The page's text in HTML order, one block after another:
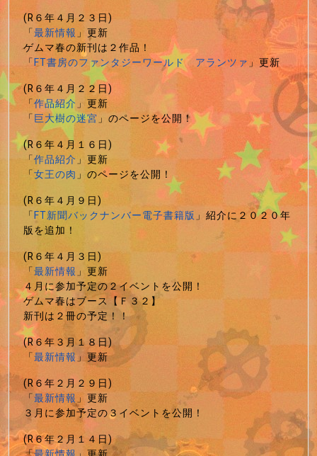
(R６年４月２３日)
「最新情報」更新
ゲムマ春の新刊は２作品！
「FT書房のファンタジーワールド アランツァ」更新
(R６年４月２２日)
「作品紹介」更新
「巨大樹の迷宮」のページを公開！
(R６年４月１６日)
「作品紹介」更新
「女王の肉」のページを公開！
(R６年４月９日)
「FT新聞バックナンバー電子書籍版」紹介に２０２０年
版を追加！
(R６年４月３日)
「最新情報」更新
４月に参加予定の２イベントを公開！
ゲムマ春はブース【Ｆ３２】
新刊は２冊の予定！！
(R６年３月１８日)
「最新情報」更新
(R６年２月２９日)
「最新情報」更新
３月に参加予定の３イベントを公開！
(R６年２月１４日)